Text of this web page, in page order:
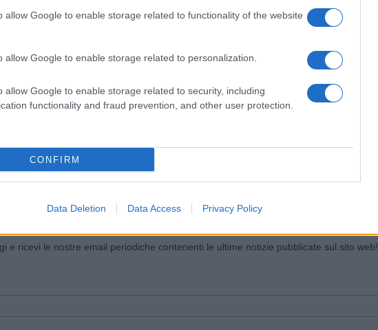
allow Google to enable storage related to functionality of the website
allow Google to enable storage related to personalization.
allow Google to enable storage related to security, including
functionality and fraud prevention, and other user protection.
CONFIRM
Data Deletion Data Access Privacy Policy
e ricevi le nostre email periodiche contenenti le ultime notizie pubblicate sul sito web!